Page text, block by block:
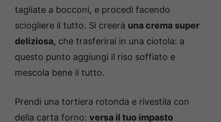
tagliate a bocconi, e procedi facendo
sciogliere il tutto. Si creerà una crema super
deliziosa, che trasferirai in una ciotola: a
questo punto aggiungi il riso soffiato e
mescola bene il tutto.
Prendi una tortiera rotonda e rivestila con
della carta forno: versa il tuo impasto